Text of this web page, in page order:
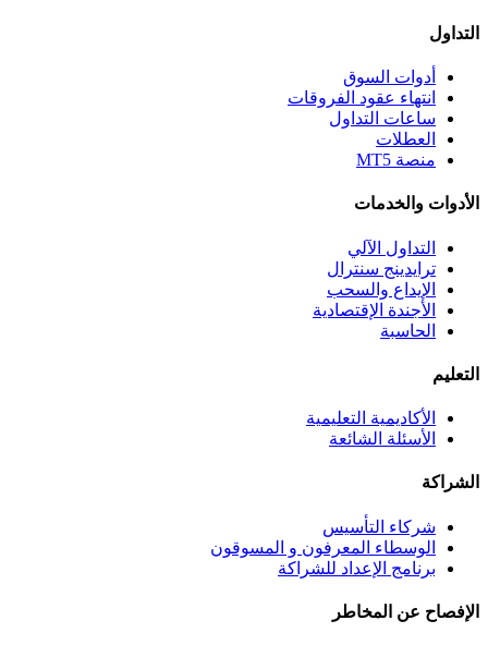
التداول
أدوات السوق
انتهاء عقود الفروقات
ساعات التداول
العطلات
منصة MT5
الأدوات والخدمات
التداول الآلي
ترايدينج سنترال
الإيداع والسحب
الأجندة الإقتصادية
الحاسبة
التعليم
الأكاديمية التعليمية
الأسئلة الشائعة
الشراكة
شركاء التأسيس
الوسطاء المعرفون و المسوقون
برنامج الإعداد للشراكة
الإفصاح عن المخاطر